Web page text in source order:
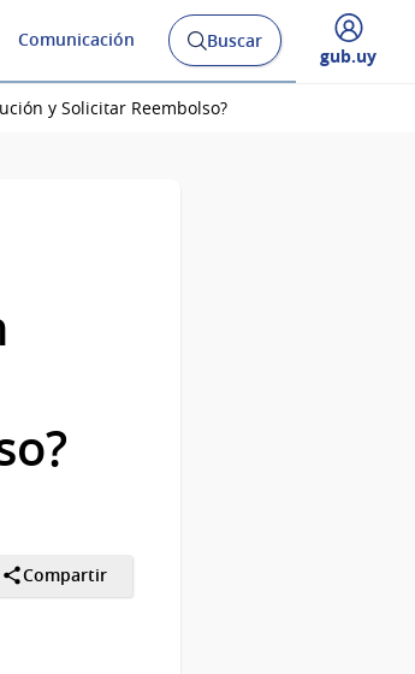
Comunicación
Abrir
buscador
y
Buscar
Desplegar
gub.uy
y Solicitar Reembolso?
Compartir